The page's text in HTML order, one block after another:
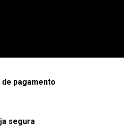
pagamento
segura